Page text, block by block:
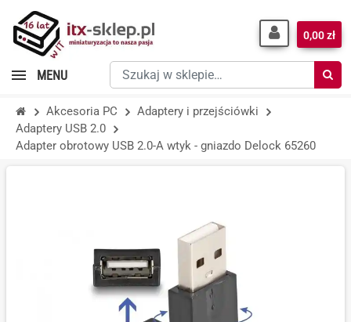
Szukaj
w
sklepie…
0,00 zł
MENU
Akcesoria PC
Adaptery i przejściówki
Adaptery USB 2.0
Adapter obrotowy USB 2.0-A wtyk - gniazdo Delock 65260